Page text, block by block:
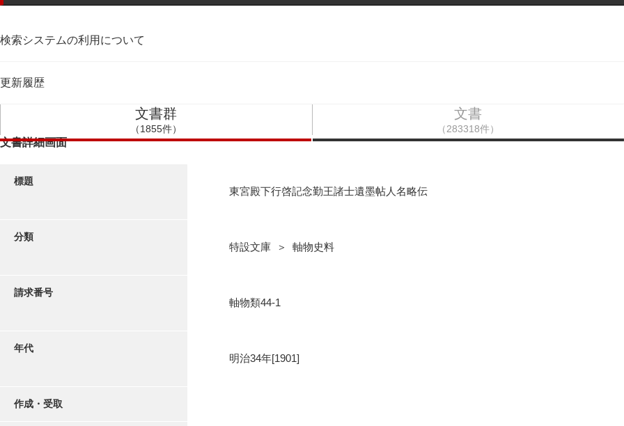
検索システムの利用について
更新履歴
文書群
（1855件）
文書
（283318件）
文書詳細画面
標題
東宮殿下行啓記念勤王諸士遺墨帖人名略伝
分類
特設文庫 ＞ 軸物史料
請求番号
軸物類44-1
年代
明治34年[1901]
作成・受取